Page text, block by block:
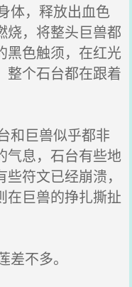
体，释放出血色
烧，将整头巨兽都
黑色触须，在红光
整个石台都在跟着
和巨兽似乎都非
气息，石台有些地
符文已经崩溃，
在巨兽的挣扎撕扯
不多。